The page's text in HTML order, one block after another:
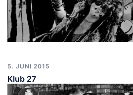
5. JUNI 2015
Klub 27